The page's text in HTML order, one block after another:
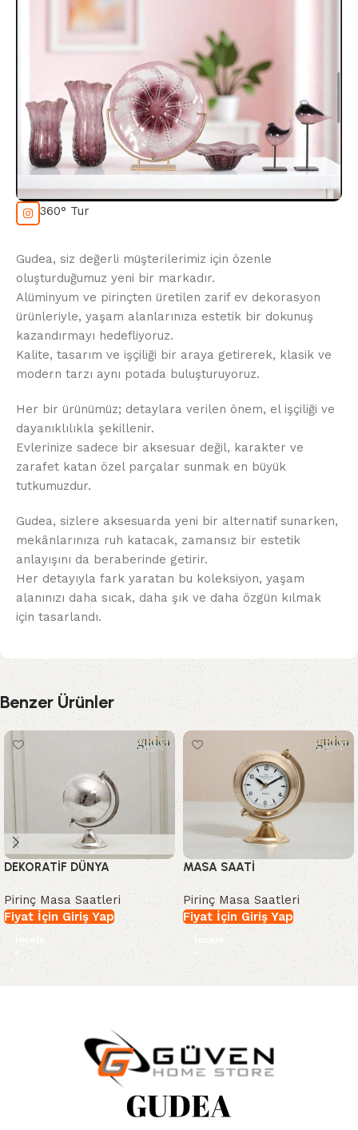
360° Tur
Gudea, siz değerli müşterilerimiz için özenle
oluşturduğumuz yeni bir markadır.
Alüminyum ve pirinçten üretilen zarif ev dekorasyon
ürünleriyle, yaşam alanlarınıza estetik bir dokunuş
kazandırmayı hedefliyoruz.
Kalite, tasarım ve işçiliği bir araya getirerek, klasik ve
modern tarzı aynı potada buluşturuyoruz.
Her bir ürünümüz; detaylara verilen önem, el işçiliği ve
dayanıklılıkla şekillenir.
Evlerinize sadece bir aksesuar değil, karakter ve
zarafet katan özel parçalar sunmak en büyük
tutkumuzdur.
Gudea, sizlere aksesuarda yeni bir alternatif sunarken,
mekânlarınıza ruh katacak, zamansız bir estetik
anlayışını da beraberinde getirir.
Her detayıyla fark yaratan bu koleksiyon, yaşam
alanınızı daha sıcak, daha şık ve daha özgün kılmak
için tasarlandı.
Benzer Ürünler
DEKORATİF DÜNYA
Pirinç Masa Saatleri
Fiyat İçin Giriş Yap
İncele
MASA SAATİ
Pirinç Masa Saatleri
Fiyat İçin Giriş Yap
İncele
Read More